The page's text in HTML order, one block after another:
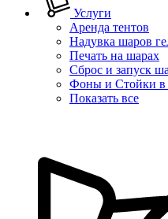
Услуги
Аренда тентов
Надувка шаров
Печать на шарах
Сброс и запуск
Фоны и Стойки в
Показать все